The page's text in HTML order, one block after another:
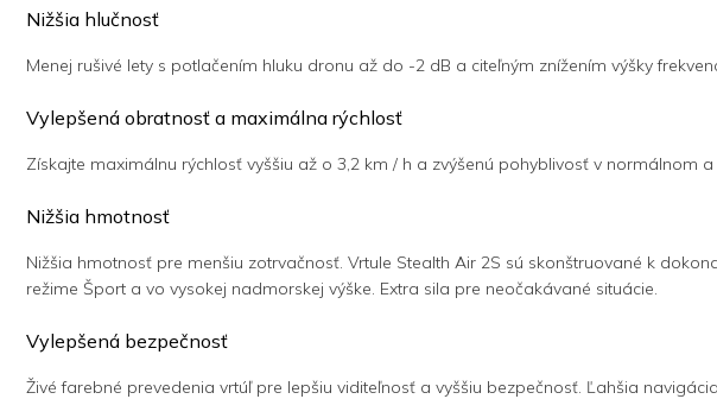
Nižšia hlučnosť
Menej rušivé lety s potlačením hluku dronu až do -2 dB a citeľným znížením výšky
Vylepšená obratnosť a maximálna rýchlosť
Získajte maximálnu rýchlosť vyššiu až o 3,2 km / h a zvýšenú pohyblivosť v normálnom
Nižšia hmotnosť
Nižšia hmotnosť pre menšiu zotrvačnosť. Vrtule Stealth Air 2S sú skonštruované k
režime Šport a vo vysokej nadmorskej výške. Extra sila pre neočakávané situácie.
Vylepšená bezpečnosť
Živé farebné prevedenia vrtúľ pre lepšiu viditeľnosť a vyššiu bezpečnosť. Ľahšia